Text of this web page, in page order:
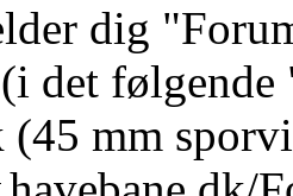
dig
det
(45 mm